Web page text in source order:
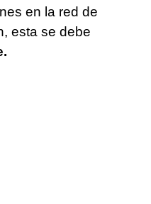
en la red de
esta se debe